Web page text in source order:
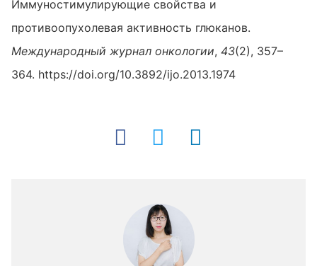
Иммуностимулирующие свойства и
противоопухолевая активность глюканов.
Международный журнал онкологии, 43(2), 357–
364. https://doi.org/10.3892/ijo.2013.1974